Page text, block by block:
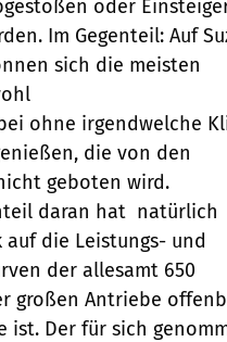
oder
Im Gegenteil: Auf
sich die meisten
ohne irgendwelche
die von den
geboten wird.
daran hat  natürlich
auf die Leistungs- und
der allesamt 650
großen Antriebe
ist. Der für sich